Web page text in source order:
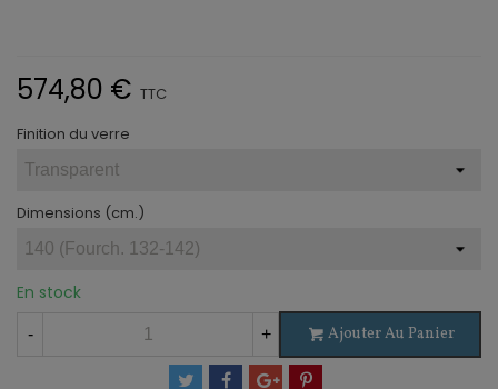
574,80 € TTC
Finition du verre
Dimensions (cm.)
En stock
- + Ajouter Au Panier